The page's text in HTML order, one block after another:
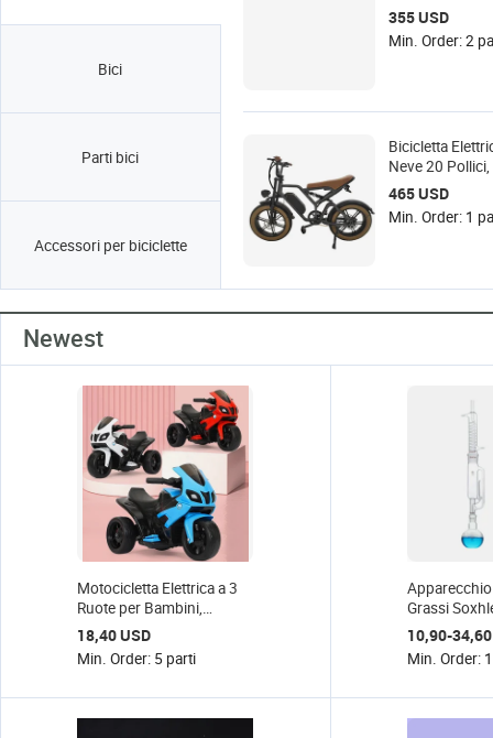
Bici
Parti bici
Accessori per biciclette
con
355 USD
Min. Order: 2
Bicicletta
Neve 20
Vintage,
465 USD
Min. Order: 1
Newest
Motocicletta Elettrica a 3
Ruote per Bambini,
Giocattolo Cavalcabile a
Batteria per Bambini
18,40 USD
Min. Order: 5 parti
Grassi
250-
Completo
10,90-34,60
Min. Order: